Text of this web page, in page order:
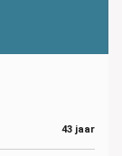
43 jaar